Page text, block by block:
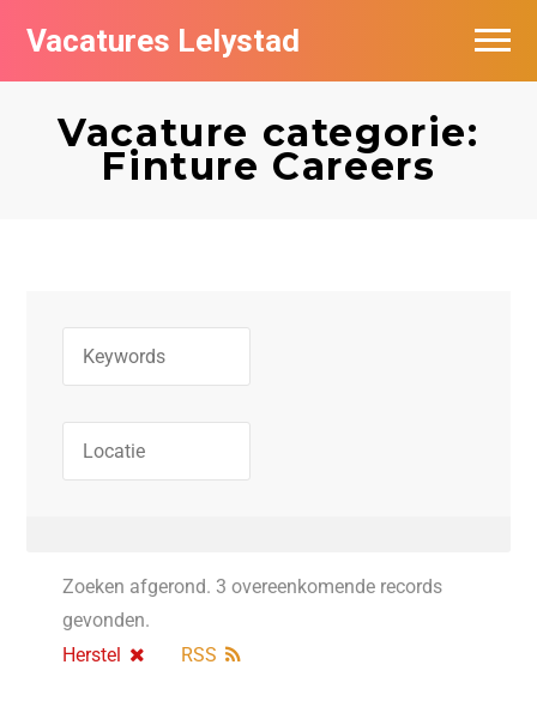
Vacatures Lelystad
Vacature categorie:
Finture Careers
Zoeken afgerond. 3 overeenkomende records
gevonden.
Herstel
RSS
Vacatures per bedrijf in Lelystad
De populairste vacatures in Lelystad